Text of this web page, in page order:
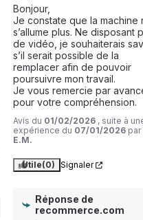
Bonjour,
Je constate que la machine
s’allume plus. Ne disposant
de vidéo, je souhaiterais
s’il serait possible de la
remplacer afin de pouvoir
poursuivre mon travail.
Je vous remercie par
pour votre compréhension.
Avis du 01/02/2026 , suite à
expérience du 07/01/2026 par
E.M.
Utile(0) Signaler
Réponse de
recommerce.com